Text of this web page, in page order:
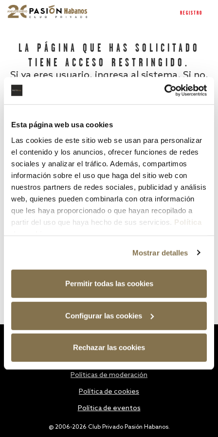
Esta página web usa cookies
Las cookies de este sitio web se usan para personalizar
el contenido y los anuncios, ofrecer funciones de redes
sociales y analizar el tráfico. Además, compartimos
información sobre el uso que haga del sitio web con
nuestros partners de redes sociales, publicidad y análisis
web, quienes pueden combinarla con otra información
que les haya proporcionado o que hayan recopilado a
partir del uso que haya hecho de sus servicios. Política
Mostrar detalles
Permitir todas las cookies
Configurar las cookies
Rechazar las cookies
REGISTRO
LA PÁGINA QUE HAS SOLICITADO
TIENE ACCESO RESTRINGIDO.
Si ya eres usuario, ingresa al sistema. Si no,
¿Has olvidado tu contraseña?
@ 2006-2026 Club Privado Pasión Habanos.
Políticas de moderación
Política de cookies
Política de eventos